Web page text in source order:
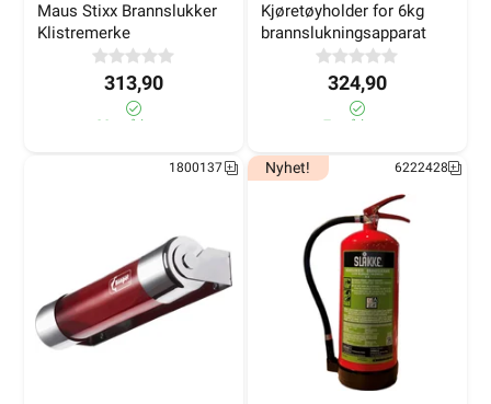
Maus Stixx Brannslukker
Klistremerke
313,90
20± på lager
Kjøretøyholder for 6kg
brannslukningsapparat
324,90
7± på lager
1800137 Nyhet! 6222428